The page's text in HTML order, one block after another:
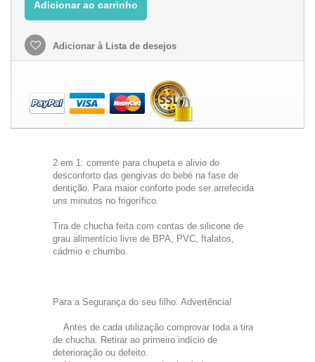
Adicionar ao carrinho
Adicionar à Lista de desejos
2 em 1: corrente para chupeta e alivio do
desconforto das gengivas do bebé na fase de
dentição. Para maior conforto pode ser arrefecida
uns minutos no frigorífico.
Tira de chucha feita com contas de silicone de
grau alimentício livre de BPA, PVC, ftalatos,
cádmio e chumbo.
Para a Segurança do seu filho. Advertência!
Antes de cada utilização comprovar toda a tira
de chucha. Retirar ao primeiro indício de
deterioração ou defeito.